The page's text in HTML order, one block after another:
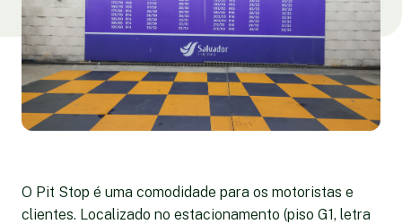
O Pit Stop é uma comodidade para os motoristas e
clientes. Localizado no estacionamento (piso G1, letra